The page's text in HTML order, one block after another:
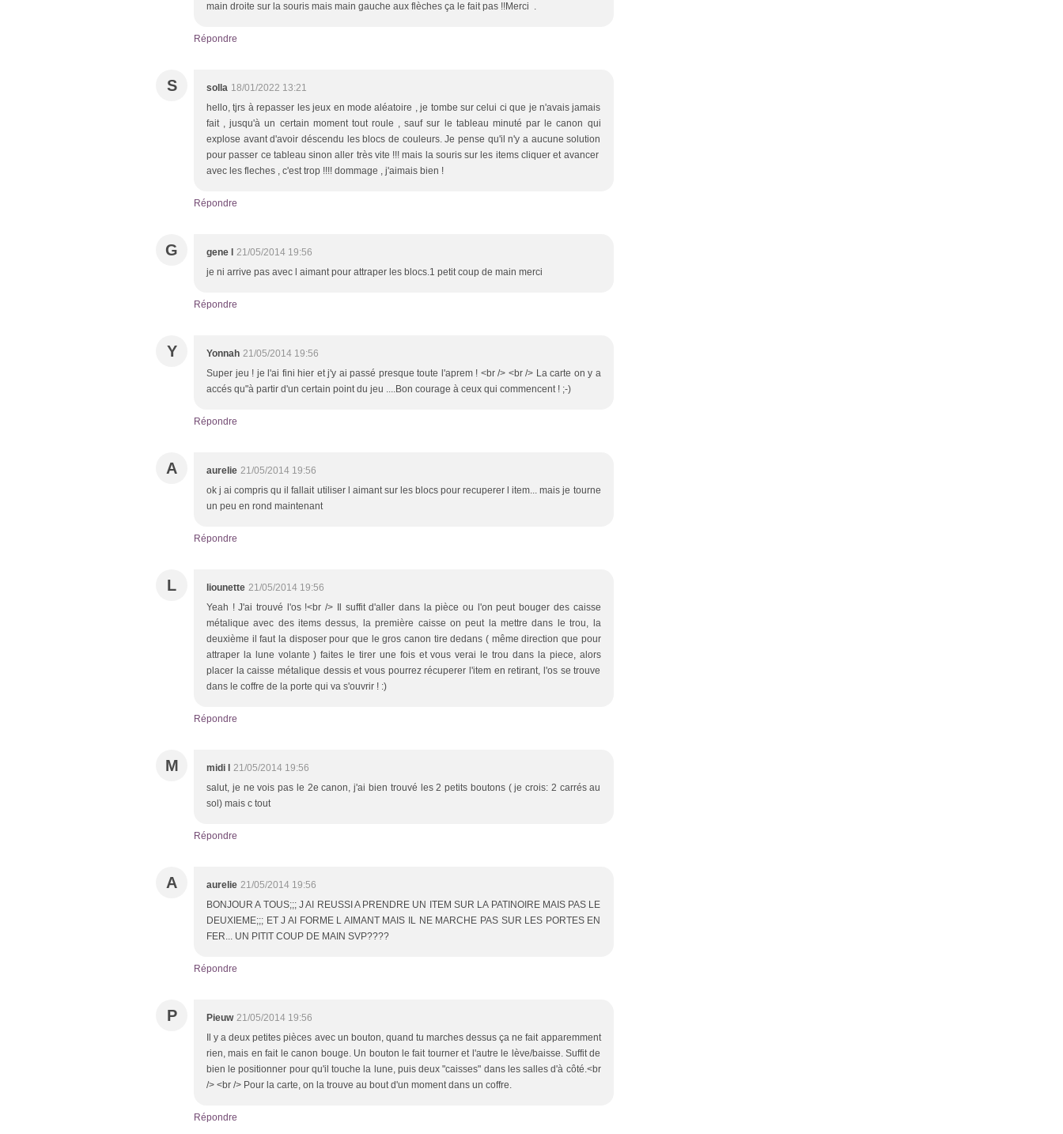
main droite sur la souris mais main gauche aux flèches ça le fait pas !!Merci .
Répondre
S solla 18/01/2022 13:21
hello, tjrs à repasser les jeux en mode aléatoire , je tombe sur celui ci que je n'avais jamais
fait , jusqu'à un certain moment tout roule , sauf sur le tableau minuté par le canon qui
explose avant d'avoir déscendu les blocs de couleurs. Je pense qu'il n'y a aucune solution
pour passer ce tableau sinon aller très vite !!! mais la souris sur les items cliquer et avancer
avec les fleches , c'est trop !!!! dommage , j'aimais bien !
Répondre
G gene l
21/05/2014 19:56
je ni arrive pas avec l aimant pour attraper les blocs.1 petit coup de main merci
Répondre
Y Yonnah 21/05/2014 19:56
Super jeu ! je l'ai fini hier et j'y ai passé presque toute l'aprem ! <br /> <br /> La carte on y a
accés qu"à partir d'un certain point du jeu ....Bon courage à ceux qui commencent ! ;-)
Répondre
A aurelie 21/05/2014 19:56
ok j ai compris qu il fallait utiliser l aimant sur les blocs pour recuperer l item... mais je tourne
un peu en rond maintenant
Répondre
L liounette 21/05/2014 19:56
Yeah ! J'ai trouvé l'os !<br /> Il suffit d'aller dans la pièce ou l'on peut bouger des caisse
métalique avec des items dessus, la première caisse on peut la mettre dans le trou, la
deuxième il faut la disposer pour que le gros canon tire dedans ( même direction que pour
attraper la lune volante ) faites le tirer une fois et vous verai le trou dans la piece, alors
placer la caisse métalique dessis et vous pourrez récuperer l'item en retirant, l'os se trouve
dans le coffre de la porte qui va s'ouvrir ! :)
Répondre
M midi l
21/05/2014 19:56
salut, je ne vois pas le 2e canon, j'ai bien trouvé les 2 petits boutons ( je crois: 2 carrés au
sol) mais c tout
Répondre
A aurelie 21/05/2014 19:56
BONJOUR A TOUS;;; J AI REUSSI A PRENDRE UN ITEM SUR LA PATINOIRE MAIS PAS LE
DEUXIEME;;; ET J AI FORME L AIMANT MAIS IL NE MARCHE PAS SUR LES PORTES EN
FER... UN PITIT COUP DE MAIN SVP????
Répondre
P Pieuw 21/05/2014 19:56
Il y a deux petites pièces avec un bouton, quand tu marches dessus ça ne fait apparemment
rien, mais en fait le canon bouge. Un bouton le fait tourner et l'autre le lève/baisse. Suffit de
bien le positionner pour qu'il touche la lune, puis deux "caisses" dans les salles d'à côté.<br
/> <br /> Pour la carte, on la trouve au bout d'un moment dans un coffre.
Répondre